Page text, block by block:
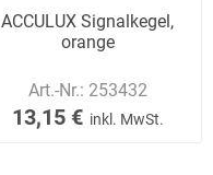
ACCULUX Signalkegel,
orange
Art.-Nr.: 253432
13,15 € inkl. MwSt.